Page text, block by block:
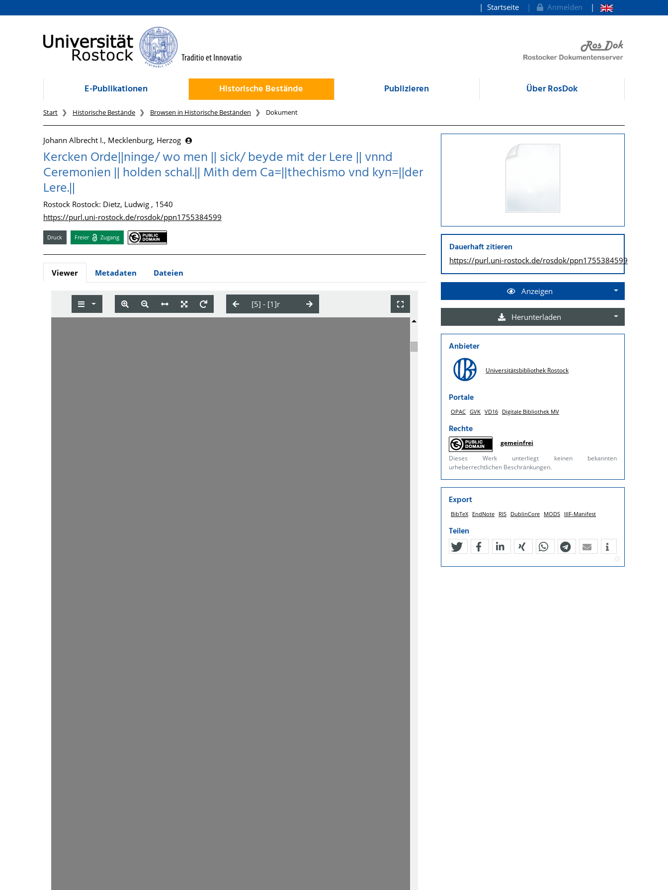
zum Inhalt
Startseite Anmelden
E-Publikationen Historische Bestände Publizieren Über RosDok
Start Historische Bestände Browsen in Historische Beständen Dokument
Johann Albrecht I., Mecklenburg, Herzog
Kercken Orde||ninge/ wo men || sick/ beyde mit der Lere || vnnd
Ceremonien || holden schal.|| Mith dem Ca=||thechismo vnd kyn=||der
Lere.||
Rostock Rostock: Dietz, Ludwig , 1540
https://purl.uni-rostock.de/rosdok/ppn1755384599
Druck Freier Zugang
Viewer Metadaten Dateien
Dauerhaft zitieren
https://purl.uni-rostock.de/rosdok/ppn1755384599
Anzeigen
Herunterladen
Anbieter
Universitätsbibliothek Rostock
Portale
OPAC GVK VD16 Digitale Bibliothek MV
Rechte
gemeinfrei
Dieses Werk unterliegt keinen bekannten
urheberrechtlichen Beschränkungen.
Export
BibTeX EndNote RIS DublinCore MODS IIIF-Manifest
Teilen